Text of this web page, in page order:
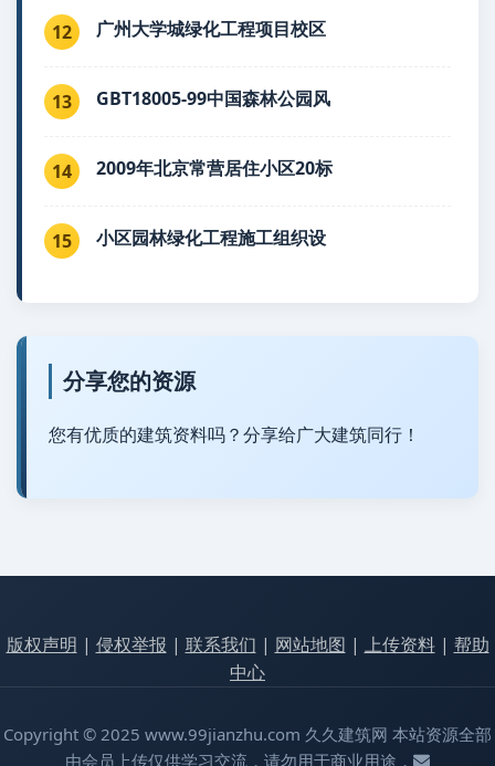
12 广州大学城绿化工程项目校区
13 GBT18005-99中国森林公园风
14 2009年北京常营居住小区20标
15 小区园林绿化工程施工组织设
分享您的资源
您有优质的建筑资料吗？分享给广大建筑同行！
版权声明 | 侵权举报 | 联系我们 | 网站地图 | 上传资料| 帮助
中心
Copyright © 2025 www.99jianzhu.com 久久建筑网 本站资源全部
由会员上传仅供学习交流，请勿用于商业用途，